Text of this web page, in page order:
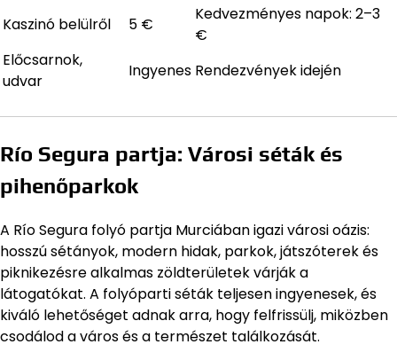
Kaszinó belülről
5 €
Kedvezményes napok: 2–3
€
Előcsarnok,
udvar
Ingyenes Rendezvények idején
Río Segura partja: Városi séták és
pihenőparkok
A Río Segura folyó partja Murciában igazi városi oázis:
hosszú sétányok, modern hidak, parkok, játszóterek és
piknikezésre alkalmas zöldterületek várják a
látogatókat. A folyóparti séták teljesen ingyenesek, és
kiváló lehetőséget adnak arra, hogy felfrissülj, miközben
csodálod a város és a természet találkozását.